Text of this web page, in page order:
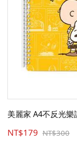
美麗家 A4不反光
NT$179 NT$300